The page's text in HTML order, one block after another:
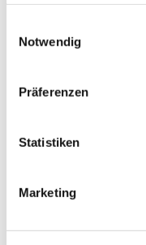
Notwendig
Präferenzen
Statistiken
Marketing
BVDM-